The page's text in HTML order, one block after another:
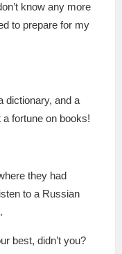
know any more
to prepare for my
dictionary, and a
fortune on books!
they had
to a Russian
best, didn’t you?